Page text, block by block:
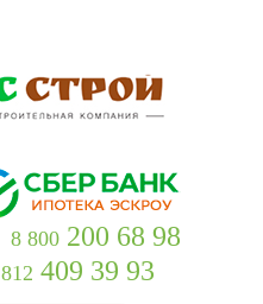
8 800 200 68 98
409 39 93